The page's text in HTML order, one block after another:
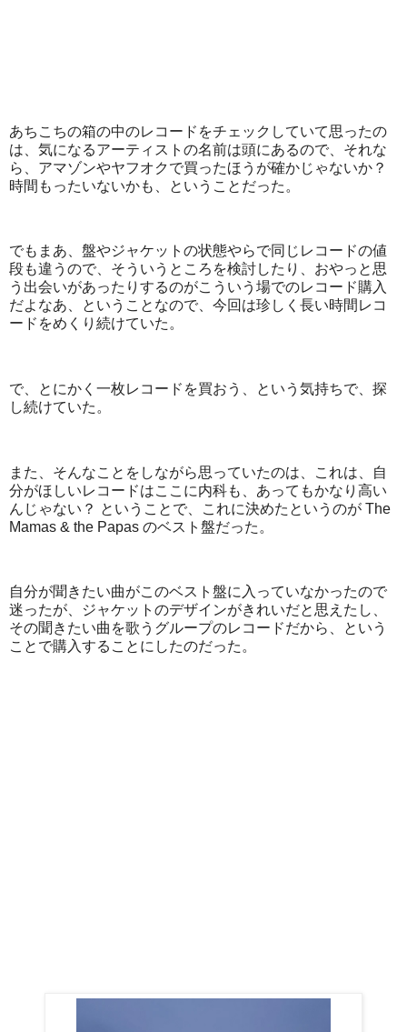
あちこちの箱の中のレコードをチェックしていて思ったの
は、気になるアーティストの名前は頭にあるので、それな
ら、アマゾンやヤフオクで買ったほうが確かじゃないか？
時間もったいないかも、ということだった。
でもまあ、盤やジャケットの状態やらで同じレコードの値
段も違うので、そういうところを検討したり、おやっと思
う出会いがあったりするのがこういう場でのレコード購入
だよなあ、ということなので、今回は珍しく長い時間レコ
ードをめくり続けていた。
で、とにかく一枚レコードを買おう、という気持ちで、探
し続けていた。
また、そんなことをしながら思っていたのは、これは、自
分がほしいレコードはここに内科も、あってもかなり高い
んじゃない？ ということで、これに決めたというのが The
Mamas & the Papas のベスト盤だった。
自分が聞きたい曲がこのベスト盤に入っていなかったので
迷ったが、ジャケットのデザインがきれいだと思えたし、
その聞きたい曲を歌うグループのレコードだから、という
ことで購入することにしたのだった。